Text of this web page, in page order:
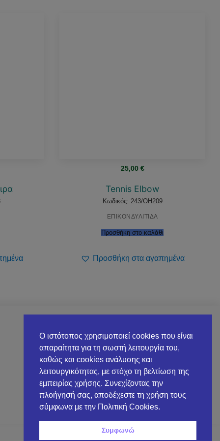
25,00 €
Tennis Elbow
Κωδικός: 243/OH209
ΕΠΙΚΟΝΔΥΛΙΤΙΔΑ
Προσθήκη στο καλάθι
Προσθήκη στα αγαπημένα
Ο ΛΟΓΑΡΙΑΣΜΌΣ ΜΟΥ
Στοιχεία λογαριασμού
Λίστα επιθυμιών
Αναζήτηση παραγγελίας
Ο ιστότοπος χρησιμοποιεί cookies που είναι
απαραίτητα για τη σωστή λειτουργία του,
καθώς και cookies ανάλυσης και
λειτουργικότητας, με στόχο τη βελτίωση της
εμπειρίας χρήσης. Συνεχίζοντας την
πλοήγησή σας, αποδέχεστε τη χρήση τους
σύμφωνα με την Πολιτική Cookies.
Συμφωνώ